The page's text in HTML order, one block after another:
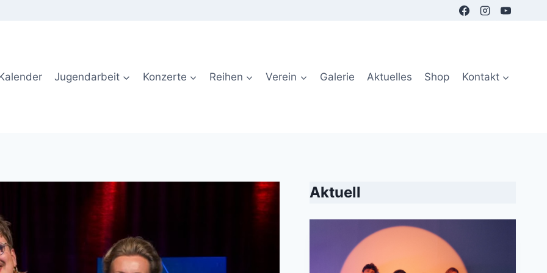
Jugendarbeit Konzerte Reihen Verein Galerie Aktuelles Shop Kontakt
Aktuell